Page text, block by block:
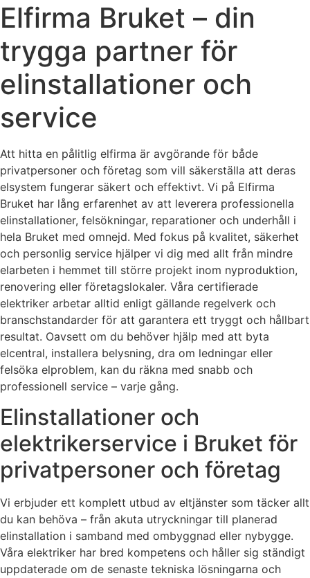
Elfirma Bruket – din
trygga partner för
elinstallationer och
service
Att hitta en pålitlig elfirma är avgörande för både
privatpersoner och företag som vill säkerställa att deras
elsystem fungerar säkert och effektivt. Vi på Elfirma
Bruket har lång erfarenhet av att leverera professionella
elinstallationer, felsökningar, reparationer och underhåll i
hela Bruket med omnejd. Med fokus på kvalitet, säkerhet
och personlig service hjälper vi dig med allt från mindre
elarbeten i hemmet till större projekt inom nyproduktion,
renovering eller företagslokaler. Våra certifierade
elektriker arbetar alltid enligt gällande regelverk och
branschstandarder för att garantera ett tryggt och hållbart
resultat. Oavsett om du behöver hjälp med att byta
elcentral, installera belysning, dra om ledningar eller
felsöka elproblem, kan du räkna med snabb och
professionell service – varje gång.
Elinstallationer och
elektrikerservice i Bruket för
privatpersoner och företag
Vi erbjuder ett komplett utbud av eltjänster som täcker allt
du kan behöva – från akuta utryckningar till planerad
elinstallation i samband med ombyggnad eller nybygge.
Våra elektriker har bred kompetens och håller sig ständigt
uppdaterade om de senaste tekniska lösningarna och